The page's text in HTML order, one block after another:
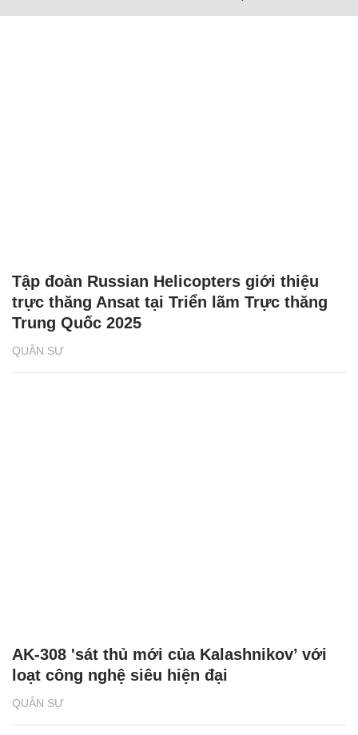
QUÂN SỰ
Tập đoàn Russian Helicopters giới thiệu
trực thăng Ansat tại Triển lãm Trực thăng
Trung Quốc 2025
QUÂN SỰ
AK-308 'sát thủ mới của Kalashnikov’ với
loạt công nghệ siêu hiện đại